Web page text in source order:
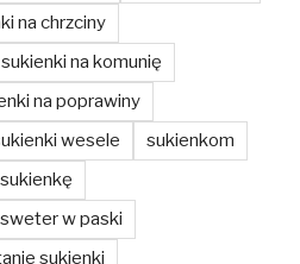
na chrzciny
sukienki na komunię
na poprawiny
wesele
sukienkom
sukienkę
sweter w paski
sukienki